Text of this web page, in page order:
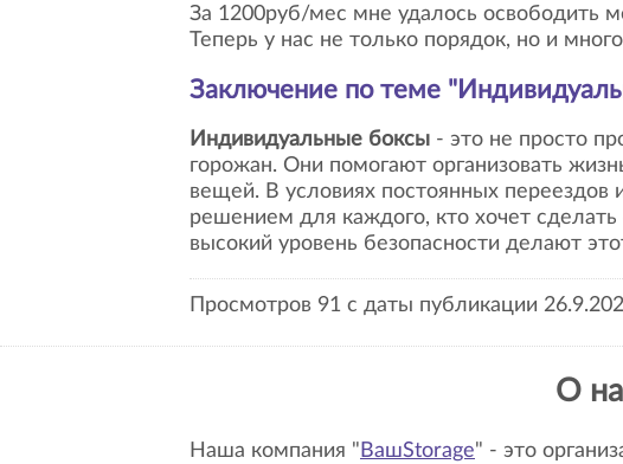
За 1200руб/мес мне удалось освободить
Теперь у нас не только порядок, но и
Заключение по теме "
Индивидуальные боксы - это не просто
горожан. Они помогают организовать
вещей. В условиях постоянных переездов
решением для каждого, кто хочет
высокий уровень безопасности делают
Просмотров 91 с даты публикации
О
Наша компания " ВашStorage" - это